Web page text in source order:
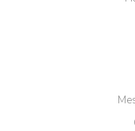
Ürün bilgilerinde
Ürün fiyatı diğer
Bu ürüne benzer